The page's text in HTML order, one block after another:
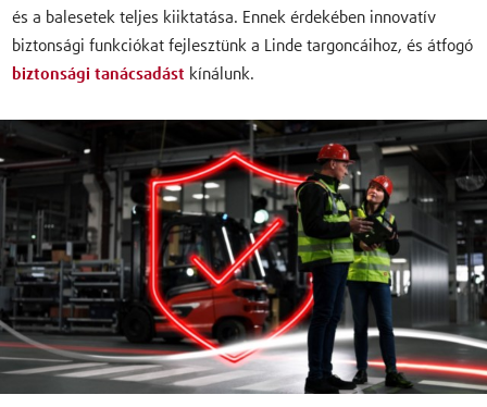
és a balesetek teljes kiiktatása. Ennek érdekében innovatív
biztonsági funkciókat fejlesztünk a Linde targoncáihoz, és átfogó
biztonsági tanácsadást kínálunk.